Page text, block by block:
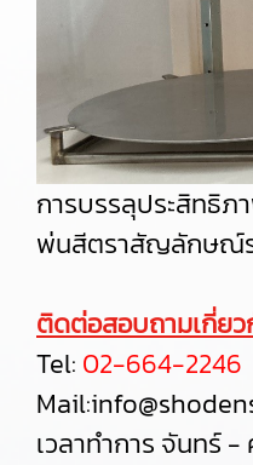
การบรรลุประสิทธิภ
พ่นสีตราสัญลักษณ์
ติดต่อสอบถามเกี่ย
Tel: 02-664-2246
Mail:
เวลาทำการ จันทร์ -